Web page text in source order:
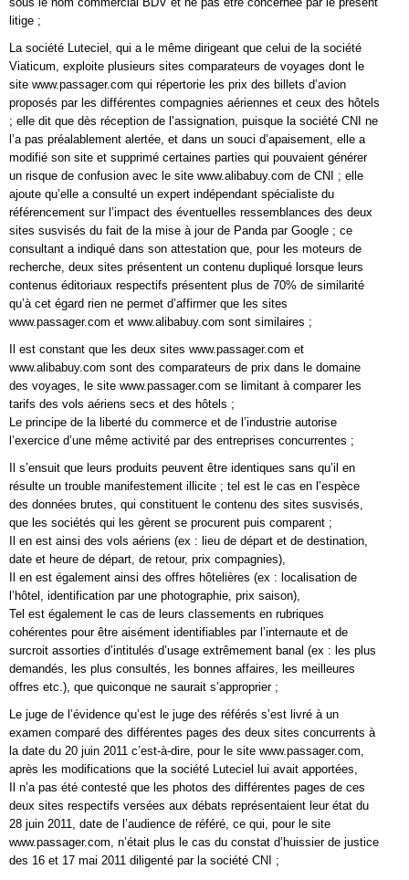
litige ;
La société Luteciel, qui a le même dirigeant que celui de la société
Viaticum, exploite plusieurs sites comparateurs de voyages dont le
site www.passager.com qui répertorie les prix des billets d’avion
proposés par les différentes compagnies aériennes et ceux des hôtels
; elle dit que dès réception de l’assignation, puisque la société CNI ne
l’a pas préalablement alertée, et dans un souci d’apaisement, elle a
modifié son site et supprimé certaines parties qui pouvaient générer
un risque de confusion avec le site www.alibabuy.com de CNI ; elle
ajoute qu’elle a consulté un expert indépendant spécialiste du
référencement sur l’impact des éventuelles ressemblances des deux
sites susvisés du fait de la mise à jour de Panda par Google ; ce
consultant a indiqué dans son attestation que, pour les moteurs de
recherche, deux sites présentent un contenu dupliqué lorsque leurs
contenus éditoriaux respectifs présentent plus de 70% de similarité
qu’à cet égard rien ne permet d’affirmer que les sites
www.passager.com et www.alibabuy.com sont similaires ;
Il est constant que les deux sites www.passager.com et
www.alibabuy.com sont des comparateurs de prix dans le domaine
des voyages, le site www.passager.com se limitant à comparer les
tarifs des vols aériens secs et des hôtels ;
Le principe de la liberté du commerce et de l’industrie autorise
l’exercice d’une même activité par des entreprises concurrentes ;
Il s’ensuit que leurs produits peuvent être identiques sans qu’il en
résulte un trouble manifestement illicite ; tel est le cas en l’espèce
des données brutes, qui constituent le contenu des sites susvisés,
que les sociétés qui les gèrent se procurent puis comparent ;
Il en est ainsi des vols aériens (ex : lieu de départ et de destination,
date et heure de départ, de retour, prix compagnies),
Il en est également ainsi des offres hôtelières (ex : localisation de
l’hôtel, identification par une photographie, prix saison),
Tel est également le cas de leurs classements en rubriques
cohérentes pour être aisément identifiables par l’internaute et de
surcroit assorties d’intitulés d’usage extrêmement banal (ex : les plus
demandés, les plus consultés, les bonnes affaires, les meilleures
offres etc.), que quiconque ne saurait s’approprier ;
Le juge de l’évidence qu’est le juge des référés s’est livré à un
examen comparé des différentes pages des deux sites concurrents à
la date du 20 juin 2011 c’est-à-dire, pour le site www.passager.com,
après les modifications que la société Luteciel lui avait apportées,
Il n’a pas été contesté que les photos des différentes pages de ces
deux sites respectifs versées aux débats représentaient leur état du
28 juin 2011, date de l’audience de référé, ce qui, pour le site
www.passager.com, n’était plus le cas du constat d’huissier de justice
des 16 et 17 mai 2011 diligenté par la société CNI ;